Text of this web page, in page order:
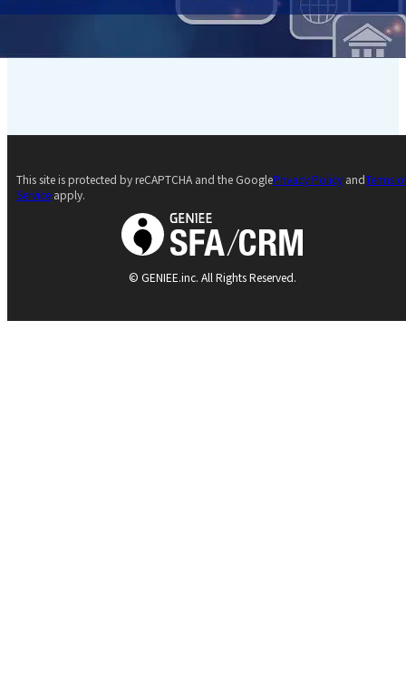
© GENIEE.inc. All Rights Reserved.
This site is protected by reCAPTCHA and the GooglePrivacy Policy andTerms
Service apply.